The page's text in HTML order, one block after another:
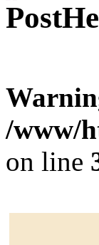
/www/
on line